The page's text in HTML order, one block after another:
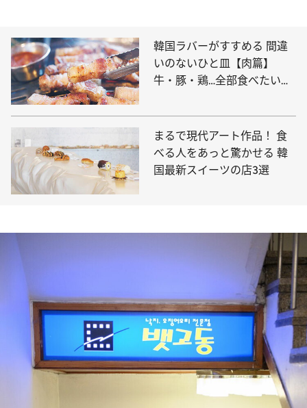
韓国ラバーがすすめる 間違
いのないひと皿【肉篇】
牛・豚・鶏…全部食べたい名
まるで現代アート作品！ 食
べる人をあっと驚かせる 韓
国最新スイーツの店3選